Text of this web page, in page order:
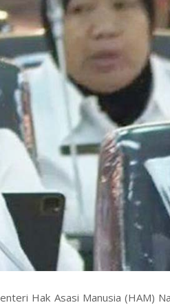
Hak Asasi Manusia (HAM)